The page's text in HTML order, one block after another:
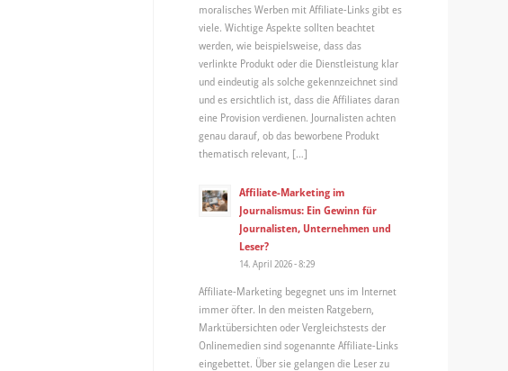
moralisches Werben mit Affiliate-Links gibt es
viele. Wichtige Aspekte sollten beachtet
werden, wie beispielsweise, dass das
verlinkte Produkt oder die Dienstleistung klar
und eindeutig als solche gekennzeichnet sind
und es ersichtlich ist, dass die Affiliates daran
eine Provision verdienen. Journalisten achten
genau darauf, ob das beworbene Produkt
thematisch relevant, […]
Affiliate-Marketing im
Journalismus: Ein Gewinn für
Journalisten, Unternehmen und
Leser?
14. April 2026 - 8:29
Affiliate-Marketing begegnet uns im Internet
immer öfter. In den meisten Ratgebern,
Marktübersichten oder Vergleichstests der
Onlinemedien sind sogenannte Affiliate-Links
eingebettet. Über sie gelangen die Leser zu